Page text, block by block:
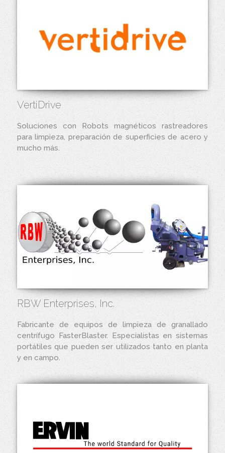
VertiDrive
Soluciones con Robots magnéticos rastreadores
para limpieza, preparación de superficies de acero y
mucho más.
RBW Enterprises, Inc.
Fabricante de equipos de limpieza de granallado
centrífugo FasterBlaster. Especialistas en sistemas
portátiles que pueden ser utilizados tanto en planta
y en campo.